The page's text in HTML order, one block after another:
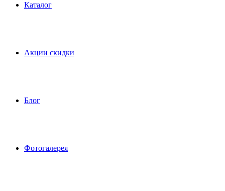
Каталог
Акции скидки
Блог
Фотогалерея